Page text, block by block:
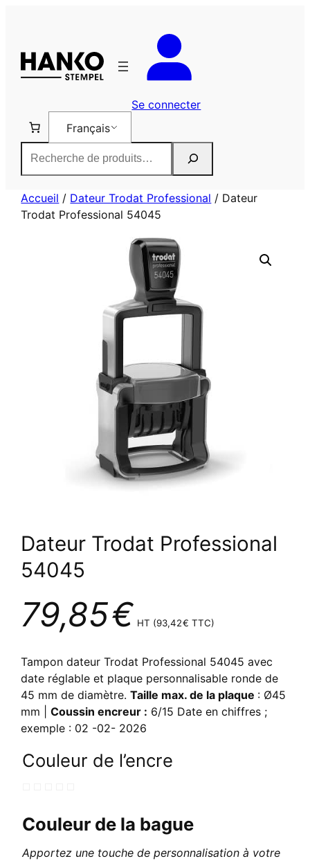
Se connecter
Français
Accueil / Dateur Trodat Professional / Dateur
Trodat Professional 54045
Dateur Trodat Professional
54045
79,85€ HT (93,42€ TTC)
Tampon dateur Trodat Professional 54045 avec
date réglable et plaque personnalisable ronde de
45 mm de diamètre.Taille max. de la plaque : Ø45
mm |Coussin encreur : 6/15 Date en chiffres ;
exemple : 02 -02- 2026
Couleur de l’encre
Couleur de la bague
Apportez une touche de personnalisation à votre